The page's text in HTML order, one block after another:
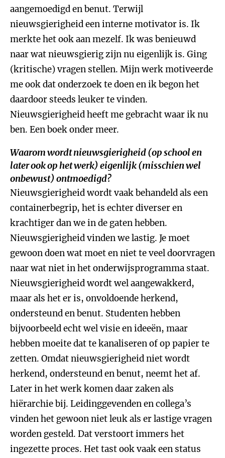
aangemoedigd en benut. Terwijl
nieuwsgierigheid een interne motivator is. Ik
merkte het ook aan mezelf. Ik was benieuwd
naar wat nieuwsgierig zijn nu eigenlijk is. Ging
(kritische) vragen stellen. Mijn werk motiveerde
me ook dat onderzoek te doen en ik begon het
daardoor steeds leuker te vinden.
Nieuwsgierigheid heeft me gebracht waar ik nu
ben. Een boek onder meer.
Waarom wordt nieuwsgierigheid (op school en
later ook op het werk) eigenlijk (misschien wel
onbewust) ontmoedigd?
Nieuwsgierigheid wordt vaak behandeld als een
containerbegrip, het is echter diverser en
krachtiger dan we in de gaten hebben.
Nieuwsgierigheid vinden we lastig. Je moet
gewoon doen wat moet en niet te veel doorvragen
naar wat niet in het onderwijsprogramma staat.
Nieuwsgierigheid wordt wel aangewakkerd,
maar als het er is, onvoldoende herkend,
ondersteund en benut. Studenten hebben
bijvoorbeeld echt wel visie en ideeën, maar
hebben moeite dat te kanaliseren of op papier te
zetten. Omdat nieuwsgierigheid niet wordt
herkend, ondersteund en benut, neemt het af.
Later in het werk komen daar zaken als
hiërarchie bij. Leidinggevenden en collega’s
vinden het gewoon niet leuk als er lastige vragen
worden gesteld. Dat verstoort immers het
ingezette proces. Het tast ook vaak een status